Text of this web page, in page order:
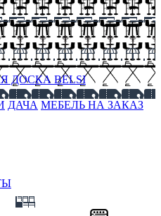
ДОСКА BELSI
ДАЧА МЕБЕЛЬ НА ЗАКАЗ